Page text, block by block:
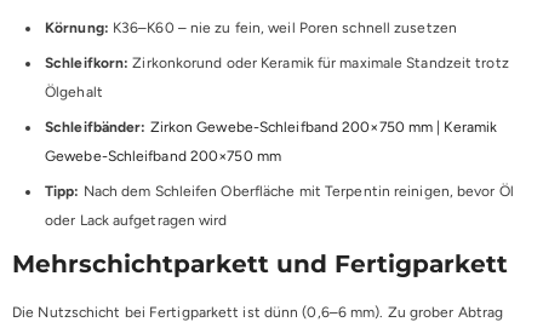
Körnung: K36–K60 – nie zu fein, weil Poren schnell zusetzen
Schleifkorn: Zirkonkorund oder Keramik für maximale Standzeit trotz
Ölgehalt
Schleifbänder: Zirkon Gewebe-Schleifband 200×750 mm | Keramik
Gewebe-Schleifband 200×750 mm
Tipp: Nach dem Schleifen Oberfläche mit Terpentin reinigen, bevor Öl
oder Lack aufgetragen wird
Mehrschichtparkett und Fertigparkett
Die Nutzschicht bei Fertigparkett ist dünn (0,6–6 mm). Zu grober Abtrag